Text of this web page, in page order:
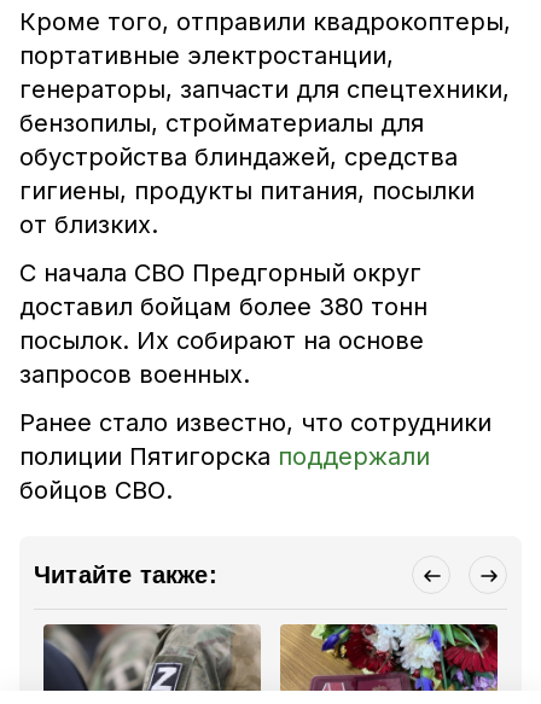
Кроме того, отправили квадрокоптеры,
портативные электростанции,
генераторы, запчасти для спецтехники,
бензопилы, стройматериалы для
обустройства блиндажей, средства
гигиены, продукты питания, посылки
от близких.
С начала СВО Предгорный округ
доставил бойцам более 380 тонн
посылок. Их собирают на основе
запросов военных.
Ранее стало известно, что сотрудники
полиции Пятигорска поддержали
бойцов СВО.
Читайте также: